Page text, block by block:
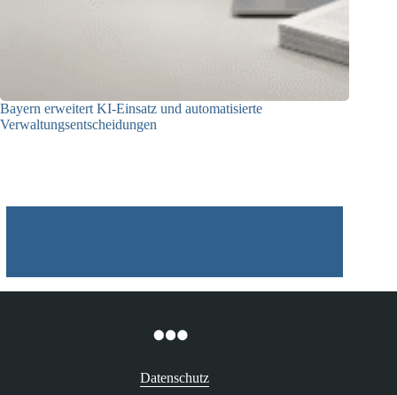
Bayern erweitert KI-Einsatz und automatisierte
Verwaltungsentscheidungen
Datenschutz